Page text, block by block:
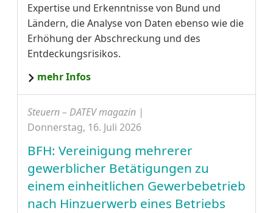
Expertise und Erkenntnisse von Bund und
Ländern, die Analyse von Daten ebenso wie die
Erhöhung der Abschreckung und des
Entdeckungsrisikos.
mehr Infos
Steuern – DATEV magazin |
Donnerstag, 16. Juli 2026
BFH: Vereinigung mehrerer
gewerblicher Betätigungen zu
einem einheitlichen Gewerbebetrieb
nach Hinzuerwerb eines Betriebs